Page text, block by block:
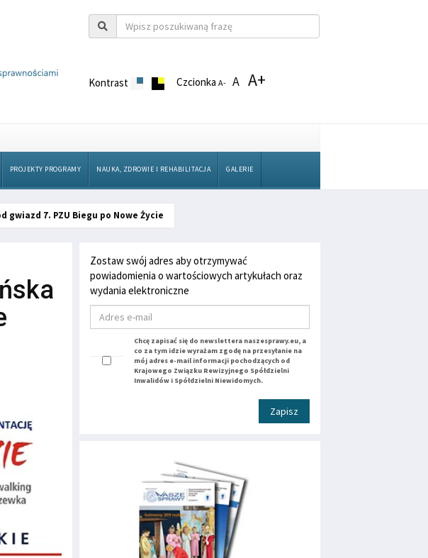
Kontrast CzcionkaA- A A+
PROJEKTY PROGRAMY NAUKA, ZDROWIE I REHABILITACJA GALERIE
gwiazd 7. PZU Biegu po Nowe Życie
Zostaw swój adres aby otrzymywać
powiadomienia o wartościowych artykułach oraz
wydania elektroniczne
Chcę zapisać się do newslettera naszesprawy.eu, a
co za tym idzie wyrażam zgodę na przesyłanie na
mój adres e-mail informacji pochodzących od
Krajowego Związku Rewizyjnego Spółdzielni
Inwalidów i Spółdzielni Niewidomych.
Zapisz